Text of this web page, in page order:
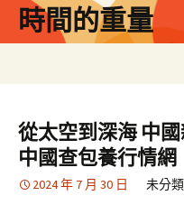
時間的重量
從太空到深海 中國
中國查包養行情網
2024 年 7 月 30 日 未分類